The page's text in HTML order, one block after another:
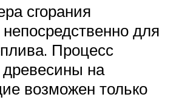
сгорания
для
Процесс
на
возможен только